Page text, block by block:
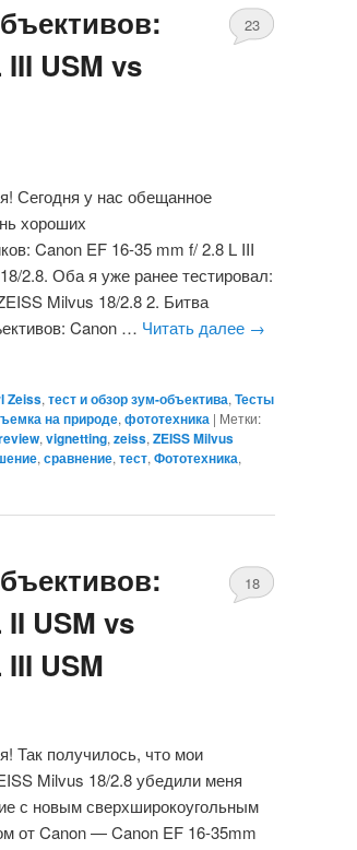
USM vs
23
Сегодня у нас обещанное
хороших
Canon EF 16-35 mm f/ 2.8 L III
2.8. Оба я уже ранее тестировал:
Milvus 18/2.8 2. Битва
Canon … Читать далее →
Zeiss,тест и обзор зум-объектива,Тесты
на природе,фототехника | Метки:
,vignetting,zeiss,ZEISS Milvus
,сравнение,тест,Фототехника,
USM vs
USM
18
Так получилось, что мои
Milvus 18/2.8 убедили меня
с новым сверхширокоугольным
от Canon — Canon EF 16-35mm